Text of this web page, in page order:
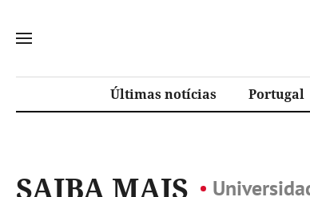
Últimas notícias Portugal
SAIBA MAIS